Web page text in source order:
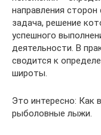
направления
задача, решение
успешного
деятельности. В
сводится к
широты.
Это интересно: Как
рыболовные лыжи.